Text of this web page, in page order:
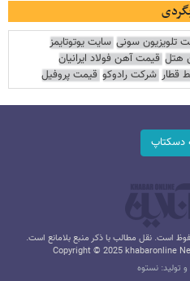
تلویزیون سونی سایت یوتوتایمز
هتل قیمت آهن فولاد ایرانیان
قطار شرکت رادوکو قیمت پروفیل
دسکتاپ
است. نقل مطالب با ذکر منبع بلامانع است.
Copyright © 2025 khabaronline
تولید: نستوه